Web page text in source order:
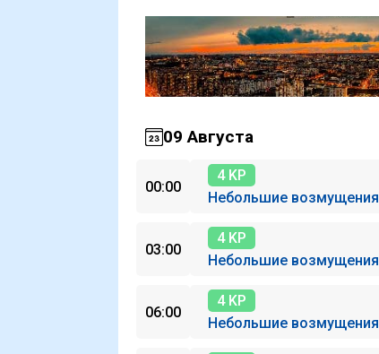
09 Августа
00:00
4 KP
Небольшие возмущения
03:00
4 KP
Небольшие возмущения
06:00
4 KP
Небольшие возмущения